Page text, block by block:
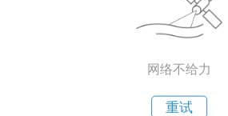
网络不给力
重试